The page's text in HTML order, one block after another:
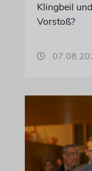
Klingbeil
Vorstoß?